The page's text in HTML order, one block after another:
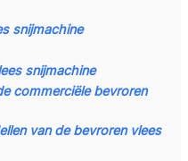
snijmachine
snijmachine
commerciële bevroren
van de bevroren vlees